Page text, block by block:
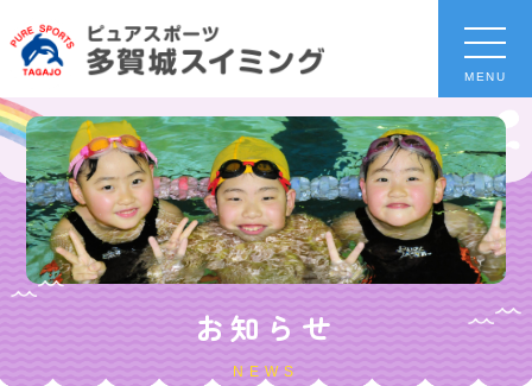
MENU
お知らせ
NEWS